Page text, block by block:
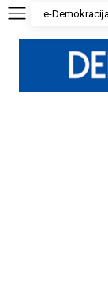
e-